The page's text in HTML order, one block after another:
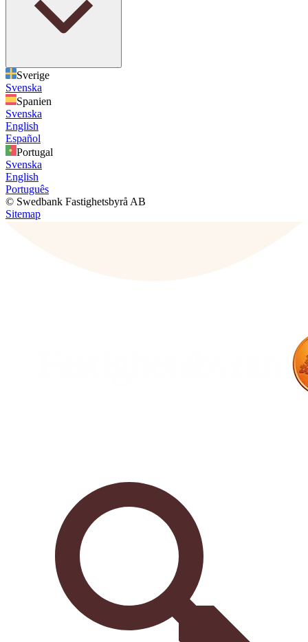
Sverige
Svenska
Spanien
Svenska
English
Español
Portugal
Svenska
English
Português
© Swedbank Fastighetsbyrå AB
Sitemap